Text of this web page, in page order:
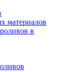
материалов
в